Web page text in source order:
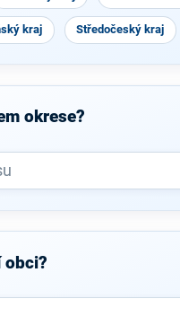
kraj Středočeský kraj
okrese?
obci?